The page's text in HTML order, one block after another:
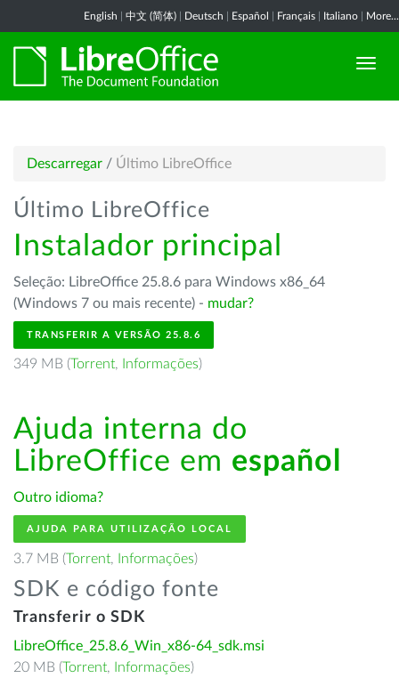
English 中文 (简体) Deutsch Español Français Italiano More...
Descarregar / Último LibreOffice
Último LibreOffice
Instalador principal
Seleção: LibreOffice 25.8.6 para Windows x86_64
(Windows 7 ou mais recente) - mudar?
TRANSFERIR A VERSÃO 25.8.6
349 MB (Torrent, Informações)
Ajuda interna do
LibreOffice em español
Outro idioma?
AJUDA PARA UTILIZAÇÃO LOCAL
3.7 MB (Torrent, Informações)
SDK e código fonte
Transferir o SDK
LibreOffice_25.8.6_Win_x86-64_sdk.msi
20 MB (Torrent, Informações)